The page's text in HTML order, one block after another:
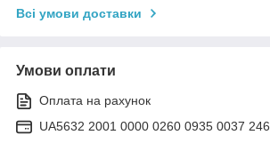
Всі умови доставки
Умови оплати
Оплата на рахунок
UA5632 2001 0000 0260 0935 0037 246